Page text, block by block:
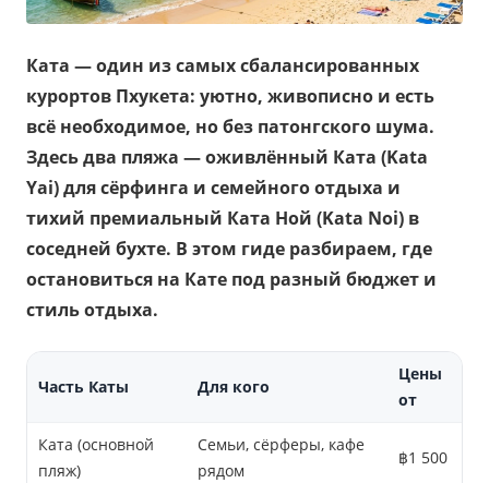
Ката — один из самых сбалансированных
курортов Пхукета: уютно, живописно и есть
всё необходимое, но без патонгского шума.
Здесь два пляжа — оживлённый Ката (Kata
Yai) для сёрфинга и семейного отдыха и
тихий премиальный Ката Ной (Kata Noi) в
соседней бухте. В этом гиде разбираем, где
остановиться на Кате под разный бюджет и
стиль отдыха.
Часть Каты Для кого
Цены
от
Ката (основной
пляж)
Семьи, сёрферы, кафе
рядом
฿1 500